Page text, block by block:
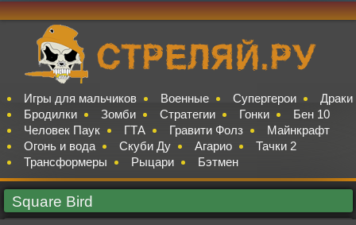
Игры для мальчиков Военные Супергерои
Драки
Бродилки
Зомби Стратегии Гонки
Бен 10
Человек Паук
ГТА Гравити Фолз
Майнкрафт
Огонь и вода
Скуби Ду Агарио
Тачки 2
Трансформеры
Рыцари Бэтмен
Square Bird